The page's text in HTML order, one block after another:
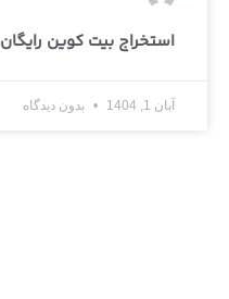
استخراج بیت کوین رایگان
آبان 1, 1404 بدون دیدگاه